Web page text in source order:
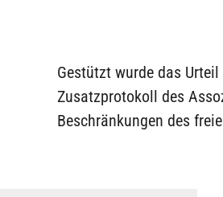
Gestützt wurde das
Zusatzprotokoll des
Beschränkungen des